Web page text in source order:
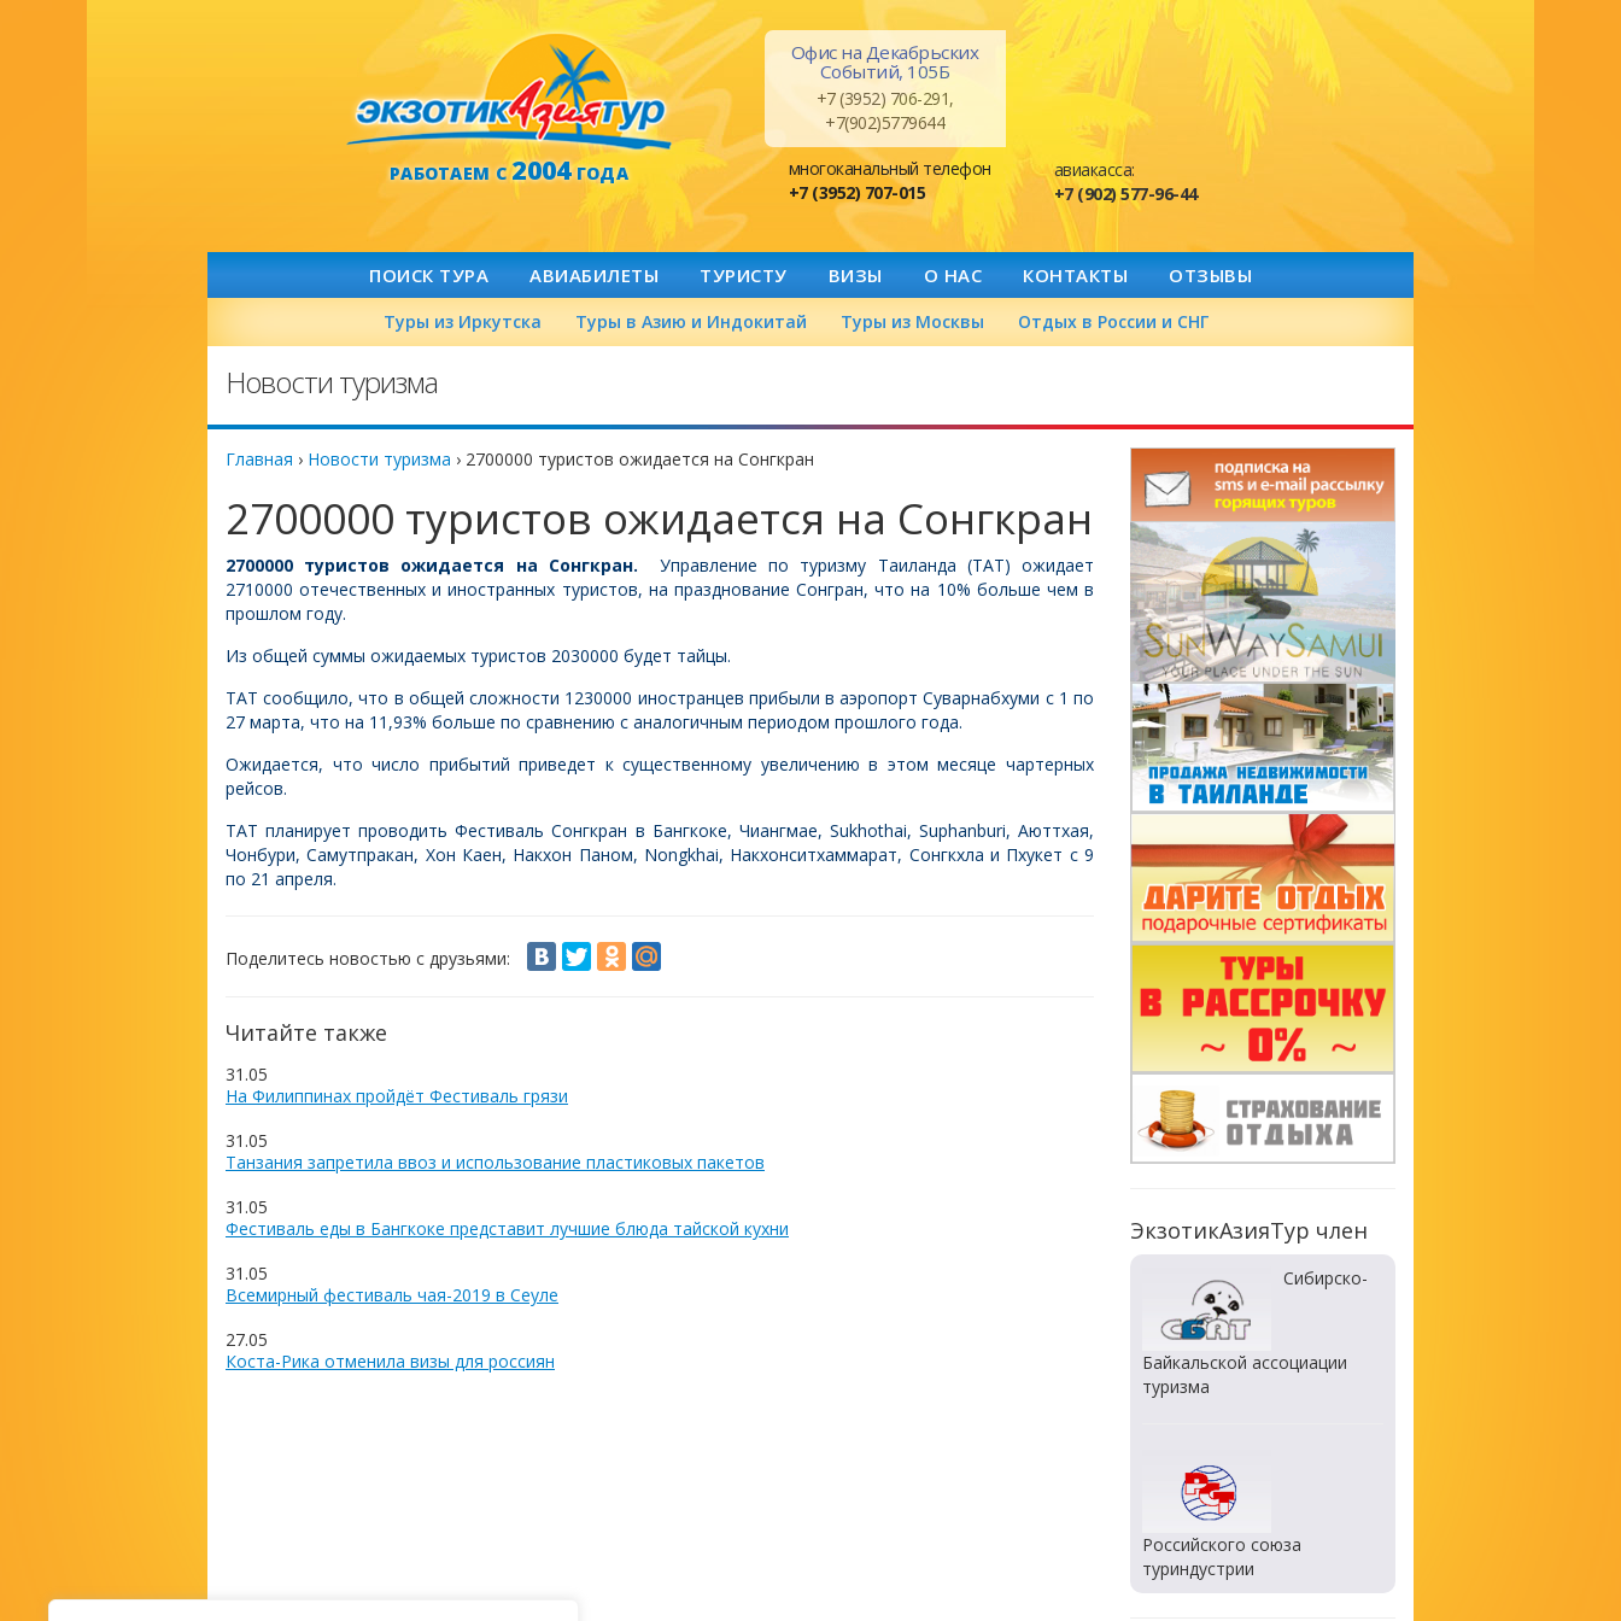
РАБОТАЕМ С2004ГОДА
Офис на Декабрьских
Событий, 105Б
+7 (3952) 706-291,
+7(902)5779644
многоканальный телефон
+7 (3952) 707-015
авиакасса:
+7 (902) 577-96-44
ПОИСК ТУРА АВИАБИЛЕТЫ ТУРИСТУ ВИЗЫ О НАС КОНТАКТЫ ОТЗЫВЫ
Туры из Иркутска Туры в Азию и Индокитай Туры из Москвы Отдых в России и СНГ
Новости туризма
Главная › Новости туризма › 2700000 туристов ожидается на Сонгкран
2700000 туристов ожидается на Сонгкран
2700000 туристов ожидается на Сонгкран.
Управление по туризму Таиланда (ТАТ) ожидает
2710000 отечественных и иностранных туристов, на празднование Сонгран, что на 10% больше чем в
прошлом году.
Из общей суммы ожидаемых туристов 2030000 будет тайцы.
ТАТ сообщило, что в общей сложности 1230000 иностранцев прибыли в аэропорт Суварнабхуми с 1 по
27 марта, что на 11,93% больше по сравнению с аналогичным периодом прошлого года.
Ожидается, что число прибытий приведет к существенному увеличению в этом месяце чартерных
рейсов.
ТАТ планирует проводить Фестиваль Сонгкран в Бангкоке, Чиангмае, Sukhothai, Suphanburi, Аюттхая,
Чонбури, Самутпракан, Хон Каен, Накхон Паном, Nongkhai, Накхонситхаммарат, Сонгкхла и Пхукет с 9
по 21 апреля.
Поделитесь новостью с друзьями:
Читайте также
31.05
На Филиппинах пройдёт Фестиваль грязи
31.05
Танзания запретила ввоз и использование пластиковых пакетов
31.05
Фестиваль еды в Бангкоке представит лучшие блюда тайской кухни
31.05
Всемирный фестиваль чая-2019 в Сеуле
27.05
Коста-Рика отменила визы для россиян
ЭкзотикАзияТур член
Сибирско-
Байкальской ассоциации
туризма
Российского союза
туриндустрии